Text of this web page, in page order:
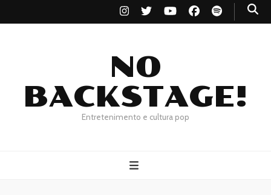
NO
BACKSTAGE!
Entretenimento e cultura pop